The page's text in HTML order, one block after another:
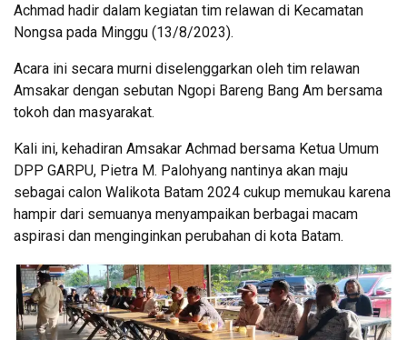
Achmad hadir dalam kegiatan tim relawan di Kecamatan
Nongsa pada Minggu (13/8/2023).
Acara ini secara murni diselenggarkan oleh tim relawan
Amsakar dengan sebutan Ngopi Bareng Bang Am bersama
tokoh dan masyarakat.
Kali ini, kehadiran Amsakar Achmad bersama Ketua Umum
DPP GARPU, Pietra M. Palohyang nantinya akan maju
sebagai calon Walikota Batam 2024 cukup memukau karena
hampir dari semuanya menyampaikan berbagai macam
aspirasi dan menginginkan perubahan di kota Batam.